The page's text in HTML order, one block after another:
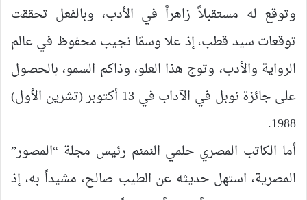
وتوقع له مستقبلاً زاهراً في الأدب، وبالفعل تحققت
توقعات سيد قطب، إذ علا وسمّا نجيب محفوظ في عالم
الرواية والأدب، وتوج هذا العلو، وذاكم السمو، بالحصول
على جائزة نوبل في الآداب في 13 أكتوبر (تشرين الأول)
1988.
أما الكاتب المصري حلمي النمنم رئيس مجلة “المصور”
المصرية، استهل حديثه عن الطيب صالح، مشيداً به، إذ